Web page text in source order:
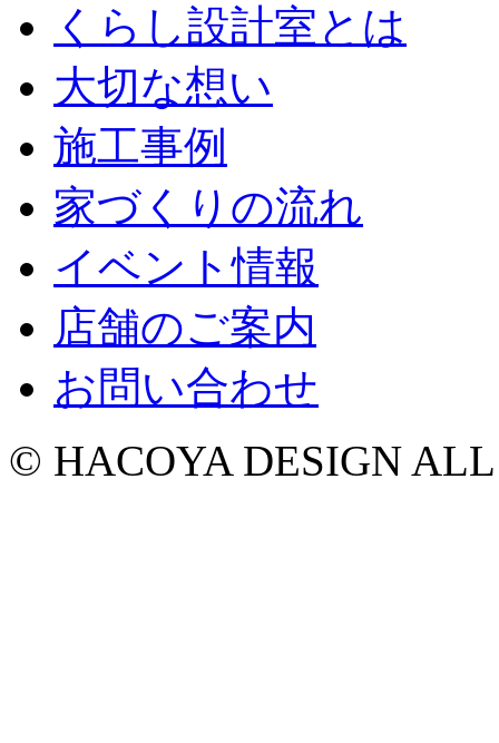
くらし設計室とは
大切な想い
施工事例
家づくりの流れ
イベント情報
店舗のご案内
お問い合わせ
© HACOYA DESIGN